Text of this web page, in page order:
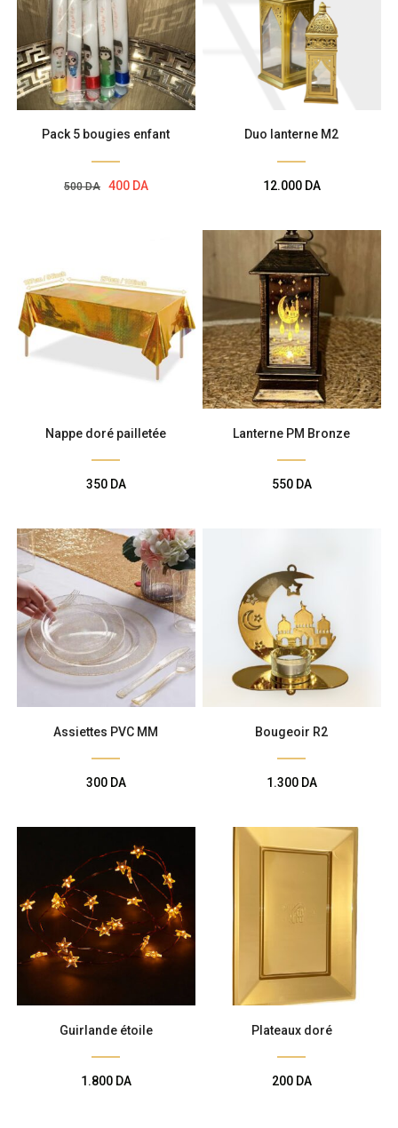
Pack 5 bougies enfant
500DA
Le
400 DA
Le
Duo lanterne M2
12.000 DA
Nappe doré pailletée
350 DA
Lanterne PM Bronze
550 DA
Assiettes PVC MM
300 DA
Bougeoir R2
1.300 DA
Guirlande étoile
1.800 DA
Plateaux doré
200 DA